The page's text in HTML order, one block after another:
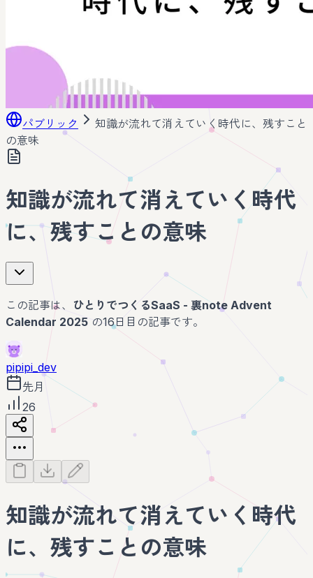
パブリック
知識が流れて消えていく時代に、残すこと
の意味
知識が流れて消えていく時代
に、残すことの意味
この記事は、 ひとりでつくるSaaS - 裏note Advent
Calendar 2025 の16日目の記事です。
pipipi_dev
先月
26
知識が流れて消えていく時代
に、残すことの意味